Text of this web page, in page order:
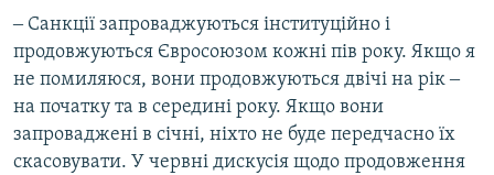
‒ Санкції запроваджуються інституційно і
продовжуються Євросоюзом кожні пів року. Якщо я
не помиляюся, вони продовжуються двічі на рік ‒
на початку та в середині року. Якщо вони
запроваджені в січні, ніхто не буде передчасно їх
скасовувати. У червні дискусія щодо продовження